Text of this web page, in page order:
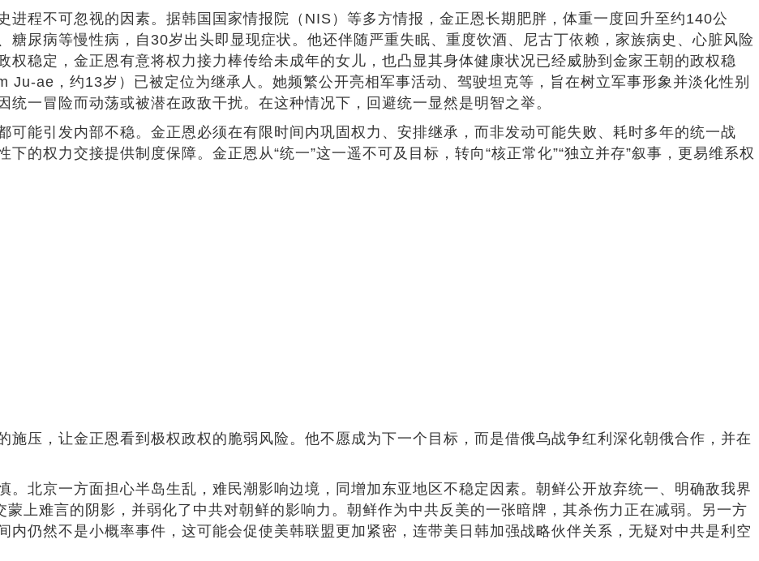
进程不可忽视的因素。据韩国国家情报院（NIS）等多方情报，金正恩长期肥胖，体重一度回升至约140公
糖尿病等慢性病，自30岁出头即显现症状。他还伴随严重失眠、重度饮酒、尼古丁依赖，家族病史、心脏风险
权稳定，金正恩有意将权力接力棒传给未成年的女儿，也凸显其身体健康状况已经威胁到金家王朝的政权稳
Ju-ae，约13岁）已被定位为继承人。她频繁公开亮相军事活动、驾驶坦克等，旨在树立军事形象并淡化性别
一冒险而动荡或被潜在政敌干扰。在这种情况下，回避统一显然是明智之举。
可能引发内部不稳。金正恩必须在有限时间内巩固权力、安排继承，而非发动可能失败、耗时多年的统一战
的权力交接提供制度保障。金正恩从“统一”这一遥不可及目标，转向“核正常化”“独立并存”叙事，更易维系权
施压，让金正恩看到极权政权的脆弱风险。他不愿成为下一个目标，而是借俄乌战争红利深化朝俄合作，并在
。北京一方面担心半岛生乱，难民潮影响边境，同增加东亚地区不稳定因素。朝鲜公开放弃统一、明确敌我界
蒙上难言的阴影，并弱化了中共对朝鲜的影响力。朝鲜作为中共反美的一张暗牌，其杀伤力正在减弱。另一方
内仍然不是小概率事件，这可能会促使美韩联盟更加紧密，连带美日韩加强战略伙伴关系，无疑对中共是利空